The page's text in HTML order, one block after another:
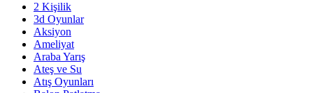
2 Kişilik
3d Oyunlar
Aksiyon
Ameliyat
Araba Yarış
Ateş ve Su
Atış Oyunları